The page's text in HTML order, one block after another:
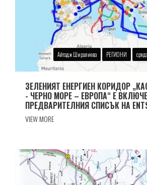
Айтадж Ширалиева РЕГИОНИ
ЗЕЛЕНИЯТ ЕНЕРГИЕН КОРИДОР
- ЧЕРНО МОРЕ – ЕВРОПА“ Е
ПРЕДВАРИТЕЛНИЯ СПИСЪК НА
VIEW MORE